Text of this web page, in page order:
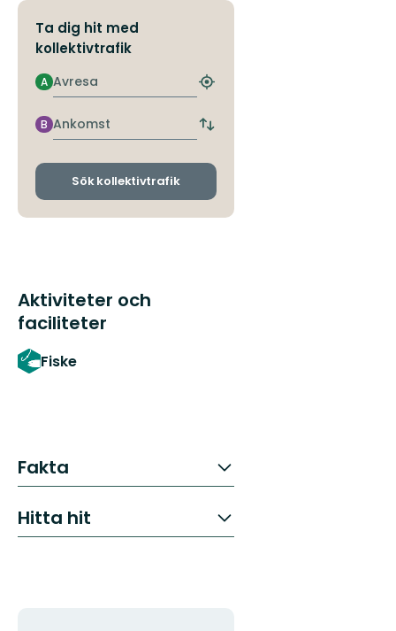
Ta dig hit med
kollektivtrafik
Avresa
A
Hitta
hållplats
Ankomst
B
Byt
och
Sök kollektivtrafik
Aktiviteter och
faciliteter
Fiske
Fakta
Hitta hit